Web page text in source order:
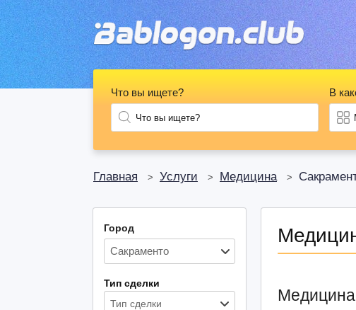
Главная > Услуги > Медицина >
Что вы ищете? В
Город
Тип сделки
Тип сделки